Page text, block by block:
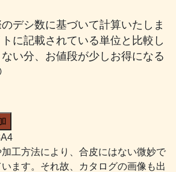
デシ数に基づいて計算いたしま
に記載されている単位と比較し
い分、お値段が少しお得になる
工方法により、合皮にはない微妙で
ます。それ故、カタログの画像も出